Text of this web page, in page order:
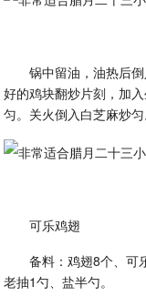
锅中留油，油热后
好的鸡块翻炒片刻，加
匀。关火倒入白芝麻炒匀
可乐鸡翅
备料：鸡翅8个、可
老抽1勺、盐半勺。